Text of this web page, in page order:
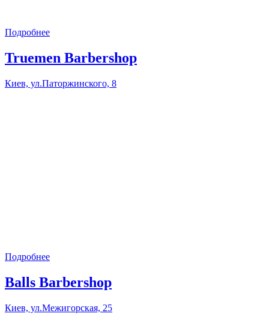
Подробнее
Truemen Barbershop
Киев, ул.Паторжинского, 8
Подробнее
Balls Barbershop
Киев, ул.Межигорская, 25